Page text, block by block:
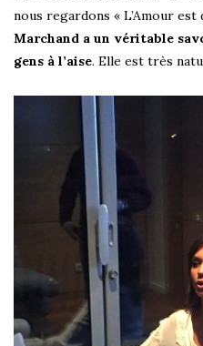
nous regardons « L’Amour est
Marchand a un véritable
gens à l’aise. Elle est très